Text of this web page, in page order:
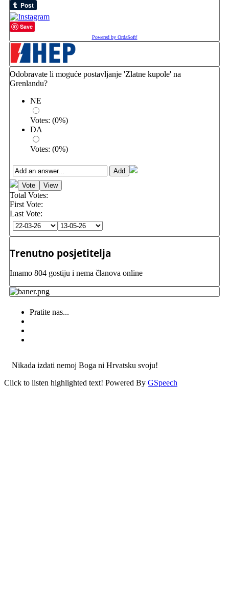
Save
Powered by OrdaSoft!
Odobravate li moguće postavljanje 'Zlatne kupole' na
Grenlandu?
NE
Votes: (0%)
DA
Votes: (0%)
Total Votes:
First Vote:
Last Vote:
Trenutno posjetitelja
Imamo 804 gostiju i nema članova online
Pratite nas...
Nikada izdati nemoj Boga ni Hrvatsku svoju!
Click to listen highlighted text! Powered By GSpeech